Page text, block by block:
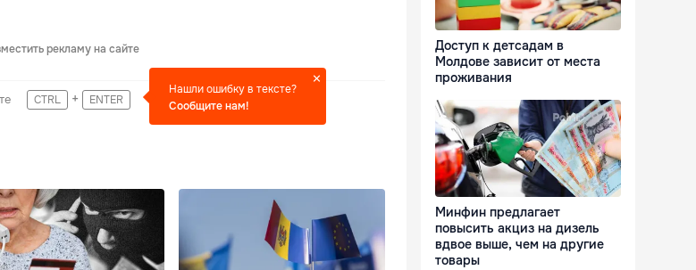
рекламу на сайте
CTRL + ENTER
Нашли ошибку в тексте?
Сообщите нам!
Доступ к детсадам в
Молдове зависит от места
проживания
Минфин предлагает
повысить акциз на дизель
вдвое выше, чем на другие
товары